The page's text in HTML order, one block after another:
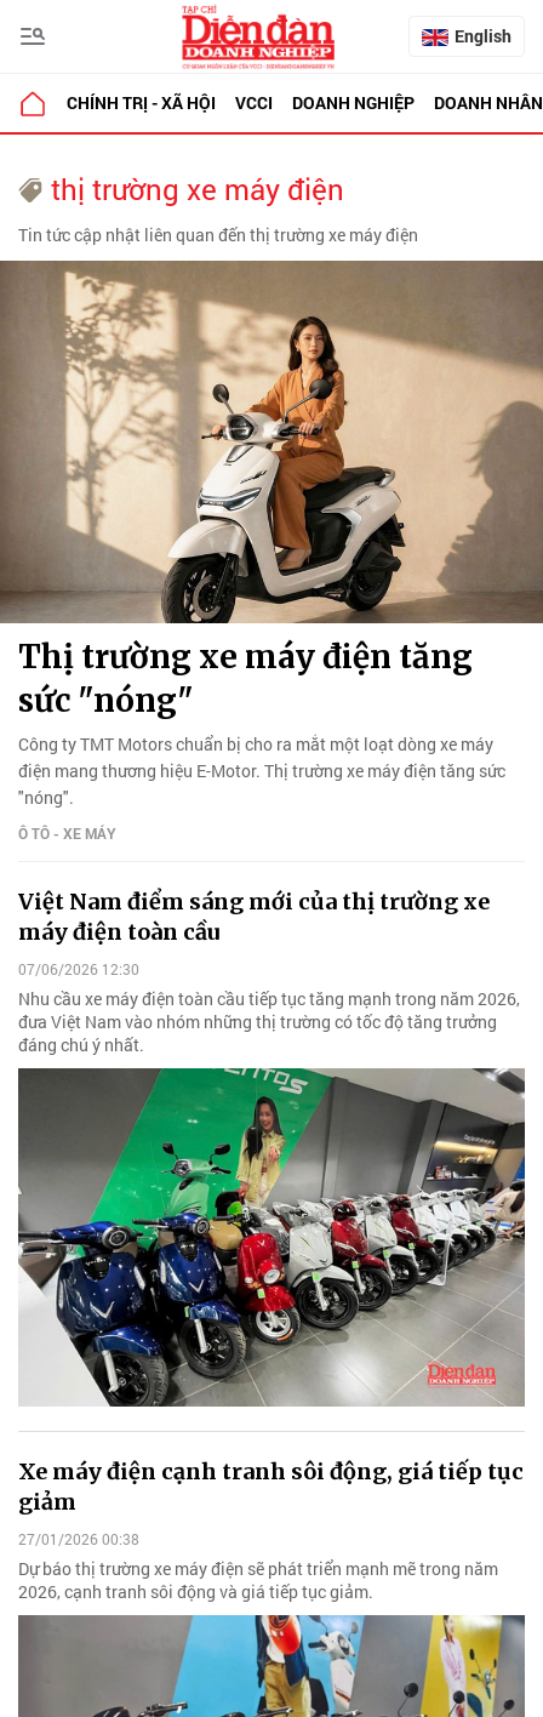
English
CHÍNH TRỊ - XÃ HỘI VCCI DOANH NGHIỆP DOANH NHÂN
thị trường xe máy điện
Tin tức cập nhật liên quan đến thị trường xe máy điện
Thị trường xe máy điện tăng
sức "nóng"
Công ty TMT Motors chuẩn bị cho ra mắt một loạt dòng xe máy
điện mang thương hiệu E-Motor. Thị trường xe máy điện tăng sức
"nóng".
Ô TÔ - XE MÁY
Việt Nam điểm sáng mới của thị trường xe
máy điện toàn cầu
07/06/2026 12:30
Nhu cầu xe máy điện toàn cầu tiếp tục tăng mạnh trong năm 2026,
đưa Việt Nam vào nhóm những thị trường có tốc độ tăng trưởng
đáng chú ý nhất.
Xe máy điện cạnh tranh sôi động, giá tiếp tục
giảm
27/01/2026 00:38
Dự báo thị trường xe máy điện sẽ phát triển mạnh mẽ trong năm
2026, cạnh tranh sôi động và giá tiếp tục giảm.